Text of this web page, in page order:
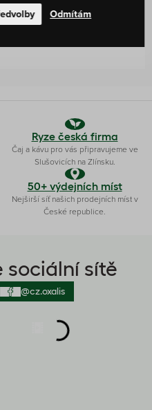
produktu
Ryze česká firma
Čaj a kávu pro vás připravujeme ve
Slušovicích na Zlínsku.
50+ výdejních míst
Nejširší síť našich prodejních míst v
České republice.
sociální sítě
@cz.oxalis
Odmítám